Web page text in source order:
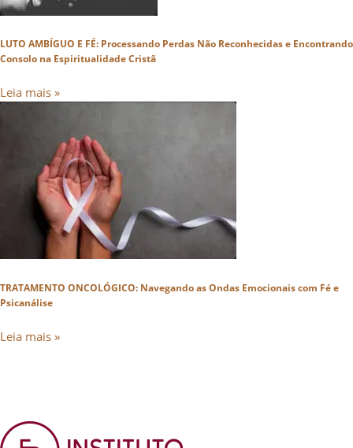
LUTO AMBÍGUO E FÉ: Processando Perdas Não Reconhecidas e Encontrando
Consolo na Espiritualidade Cristã
Leia mais »
TRATAMENTO ONCOLÓGICO: Navegando as Ondas Emocionais com Fé e
Psicanálise
Leia mais »